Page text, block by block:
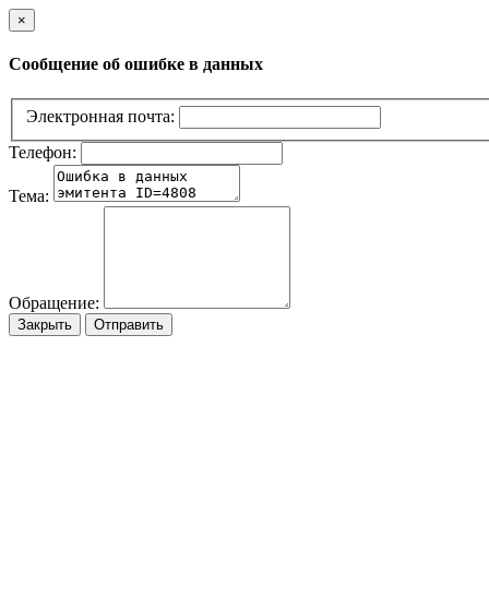
×
Сообщение об ошибке в данных
Электронная почта:
Телефон:
Тема:
Обращение:
Закрыть Отправить